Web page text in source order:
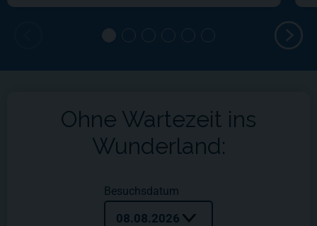
Ohne Wartezeit ins
Wunderland:
Besuchsdatum
08.08.2026